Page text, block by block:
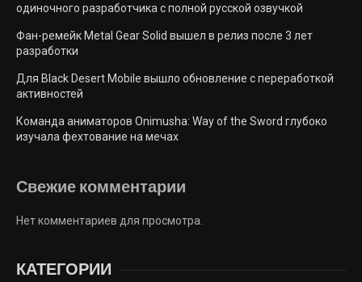
одиночного разработчика с полной русской озвучкой
Фан-ремейк Metal Gear Solid вышел в релиз после 3 лет
разработки
Для Black Desert Mobile вышло обновление с переработкой
активностей
Команда аниматоров Onimusha: Way of the Sword глубоко
изучала фехтование на мечах
Свежие комментарии
Нет комментариев для просмотра.
КАТЕГОРИИ